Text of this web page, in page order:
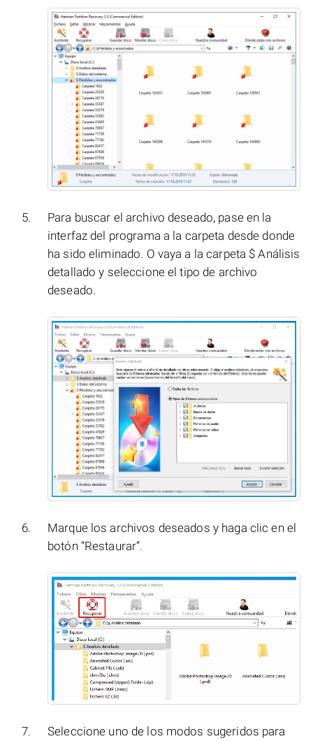
Para buscar el archivo deseado, pase en la
interfaz del programa a la carpeta desde donde
ha sido eliminado. O vaya a la carpeta $ Análisis
detallado y seleccione el tipo de archivo
deseado.
Marque los archivos deseados y haga clic en el
botón “Restaurar”.
Seleccione uno de los modos sugeridos para